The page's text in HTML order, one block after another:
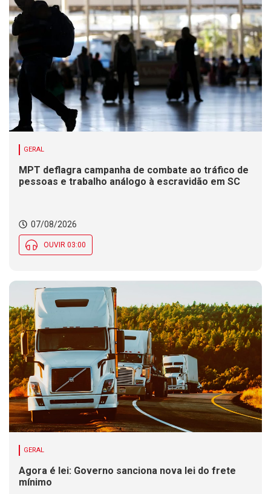
GERAL
MPT deflagra campanha de combate ao tráfico de
pessoas e trabalho análogo à escravidão em SC
07/08/2026
OUVIR 03:00
GERAL
Agora é lei: Governo sanciona nova lei do frete
mínimo